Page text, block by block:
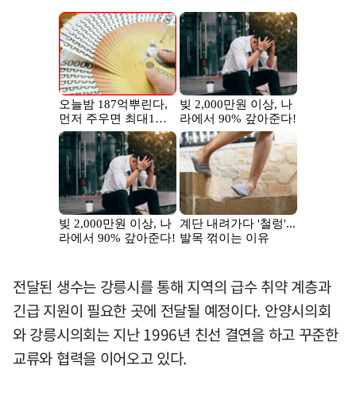
전달된 생수는 강릉시를 통해 지역의 급수 취약 계층과
긴급 지원이 필요한 곳에 전달될 예정이다. 안양시의회
와 강릉시의회는 지난 1996년 친선 결연을 하고 꾸준한
교류와 협력을 이어오고 있다.